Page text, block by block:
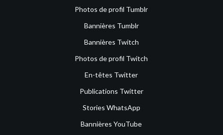
Photos de profil Tumblr
Bannières Tumblr
Bannières Twitch
Photos de profil Twitch
En-têtes Twitter
Publications Twitter
Stories WhatsApp
Bannières YouTube